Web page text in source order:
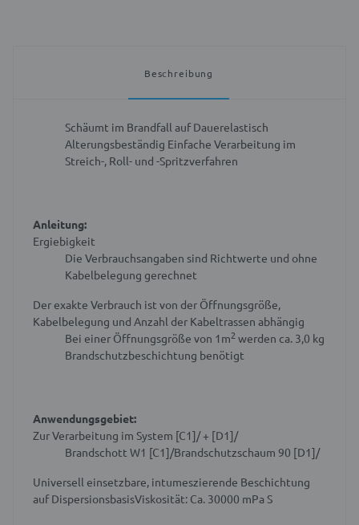
Beschreibung
Schäumt im Brandfall auf Dauerelastisch
Alterungsbeständig Einfache Verarbeitung im
Streich-, Roll- und -Spritzverfahren
Anleitung:
Ergiebigkeit
Die Verbrauchsangaben sind Richtwerte und ohne
Kabelbelegung gerechnet
Der exakte Verbrauch ist von der Öffnungsgröße,
Kabelbelegung und Anzahl der Kabeltrassen abhängig
Bei einer Öffnungsgröße von 1m2 werden ca. 3,0 kg
Brandschutzbeschichtung benötigt
Anwendungsgebiet:
Zur Verarbeitung im System [C1]/+ [D1]/
Brandschott W1 [C1]/Brandschutzschaum 90 [D1]/
Universell einsetzbare, intumeszierende Beschichtung
auf DispersionsbasisViskosität: Ca. 30000 mPa S